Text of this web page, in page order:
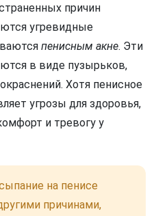
причин
угревидные
пенисным акне. Эти
в виде пузырьков,
Хотя пенисное
угрозы для здоровья,
и тревогу у
на пенисе
причинами,